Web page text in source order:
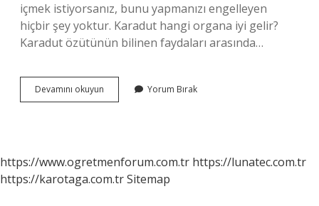
içmek istiyorsanız, bunu yapmanızı engelleyen
hiçbir şey yoktur. Karadut hangi organa iyi gelir?
Karadut özütünün bilinen faydaları arasında…
Devamını okuyun Karadut
Günde
Yorum Bırak
https://www.ogretmenforum.com.tr https://lunatec.com.tr
https://karotaga.com.trSitemap